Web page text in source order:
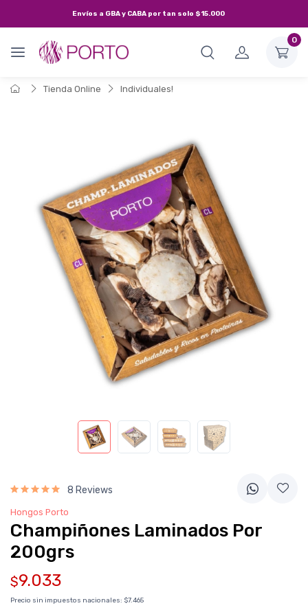
Envíos a GBA y CABA por tan solo $15.000
0
Tienda Online Individuales!
8 Reviews
Hongos Porto
Champiñones Laminados Por
200grs
$9.033
Precio sin impuestos nacionales: $7.465